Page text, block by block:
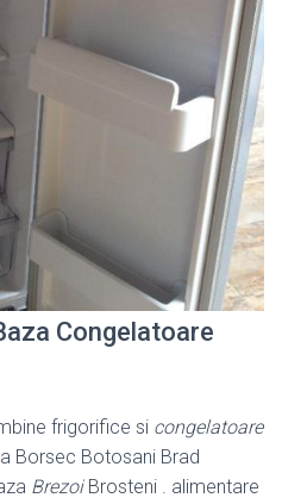
Congelatoare
frigorifice si congelatoare
Borsec Botosani Brad
BrezoiBrosteni . alimentare